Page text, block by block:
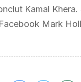
Kamal Khera.
Mark